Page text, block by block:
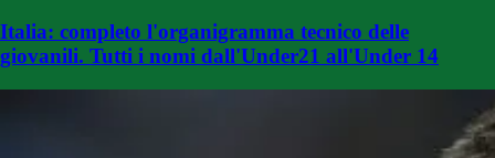
Italia: completo l'organigramma tecnico delle
giovanili. Tutti i nomi dall'Under21 all'Under 14